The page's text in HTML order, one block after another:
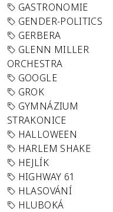
GASTRONOMIE
GENDER-POLITICS
GERBERA
GLENN MILLER
ORCHESTRA
GOOGLE
GROK
GYMNÁZIUM
STRAKONICE
HALLOWEEN
HARLEM SHAKE
HEJLÍK
HIGHWAY 61
HLASOVÁNÍ
HLUBOKÁ